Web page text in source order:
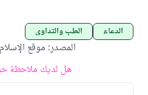
الدعاء الطب والتداوي
المصدر: موقع
هل لديك ملاحظة